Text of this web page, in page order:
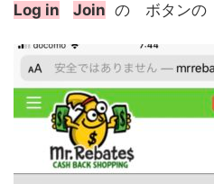
Log in Join の ボタンの